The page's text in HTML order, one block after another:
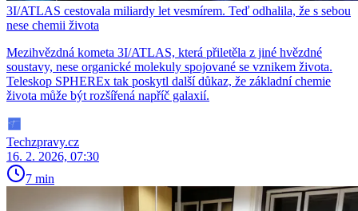
3I/ATLAS cestovala miliardy let vesmírem. Teď odhalila, že s sebou
nese chemii života
Mezihvězdná kometa 3I/ATLAS, která přiletěla z jiné hvězdné
soustavy, nese organické molekuly spojované se vznikem života.
Teleskop SPHEREx tak poskytl další důkaz, že základní chemie
života může být rozšířená napříč galaxií.
Techzpravy.cz
16. 2. 2026, 07:30
7 min